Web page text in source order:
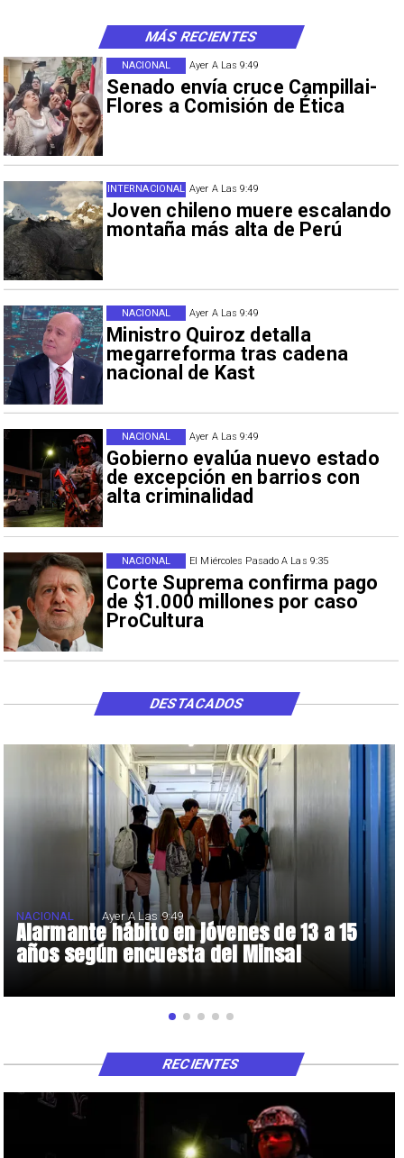
Ayer A Las 9:49
Senado envía cruce Campillai-
Flores a Comisión de Ética
NACIONAL
Ayer A Las 9:49
Joven chileno muere escalando
montaña más alta de Perú
INTERNACIONAL
Ayer A Las 9:49
Ministro Quiroz detalla
megarreforma tras cadena
nacional de Kast
NACIONAL
Ayer A Las 9:49
Gobierno evalúa nuevo estado
de excepción en barrios con
alta criminalidad
NACIONAL
El Miércoles Pasado A Las 9:35
Corte Suprema confirma pago
de $1.000 millones por caso
ProCultura
NACIONAL
MÁS RECIENTES
Alarmante hábito en jóvenes de 13 a 15
años según encuesta del Minsal
NACIONAL Ayer A Las 9:49
DESTACADOS
RECIENTES